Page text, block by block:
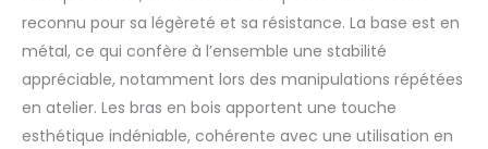
claire et naturelle,
design suspendu,
connexion
transparente, facile à
démonter et à
installer, beau et à la
reconnu pour sa légèreté et sa résistance. La base est en
métal, ce qui confère à l’ensemble une stabilité
appréciable, notamment lors des manipulations répétées
en atelier. Les bras en bois apportent une touche
esthétique indéniable, cohérente avec une utilisation en